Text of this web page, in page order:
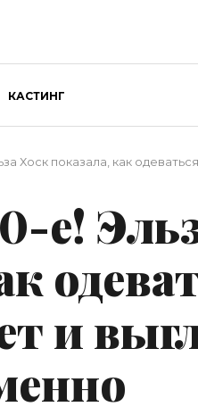
КАСТИНГ
Хоск показала, как
е!
и